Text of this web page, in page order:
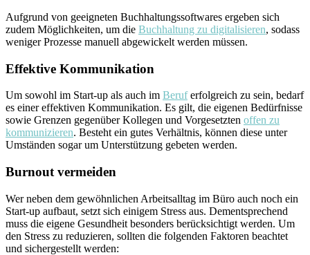
Aufgrund von geeigneten Buchhaltungssoftwares ergeben sich
zudem Möglichkeiten, um die Buchhaltung zu digitalisieren, sodass
weniger Prozesse manuell abgewickelt werden müssen.
Effektive Kommunikation
Um sowohl im Start-up als auch im Beruferfolgreich zu sein, bedarf
es einer effektiven Kommunikation. Es gilt, die eigenen Bedürfnisse
sowie Grenzen gegenüber Kollegen und Vorgesetzten offen zu
kommunizieren. Besteht ein gutes Verhältnis, können diese unter
Umständen sogar um Unterstützung gebeten werden.
Burnout vermeiden
Wer neben dem gewöhnlichen Arbeitsalltag im Büro auch noch ein
Start-up aufbaut, setzt sich einigem Stress aus. Dementsprechend
muss die eigene Gesundheit besonders berücksichtigt werden. Um
den Stress zu reduzieren, sollten die folgenden Faktoren beachtet
und sichergestellt werden: